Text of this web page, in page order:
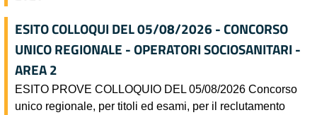
ESITO COLLOQUI DEL 05/08/2026 - CONCORSO
UNICO REGIONALE - OPERATORI SOCIOSANITARI -
AREA 2
ESITO PROVE COLLOQUIO DEL 05/08/2026 Concorso
unico regionale, per titoli ed esami, per il reclutamento